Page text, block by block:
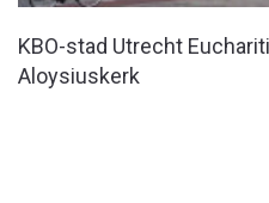
KBO-stad Utrecht
Aloysiuskerk